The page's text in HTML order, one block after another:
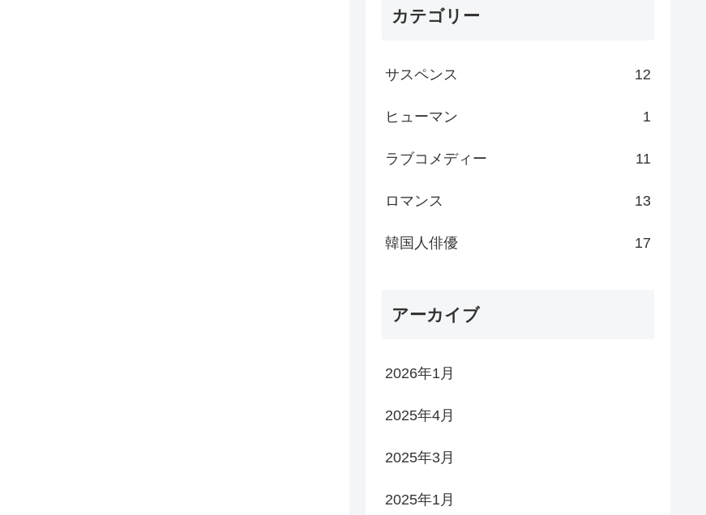
カテゴリー
サスペンス 12
ヒューマン 1
ラブコメディー 11
ロマンス 13
韓国人俳優 17
アーカイブ
2026年1月
2025年4月
2025年3月
2025年1月